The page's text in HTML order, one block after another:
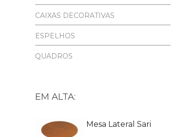
CAIXAS DECORATIVAS
ESPELHOS
QUADROS
EM ALTA:
Mesa Lateral Sari